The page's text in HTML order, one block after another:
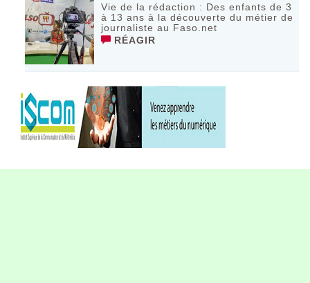
Vie de la rédaction : Des enfants de 3
à 13 ans à la découverte du métier de
journaliste au Faso.net
RÉAGIR